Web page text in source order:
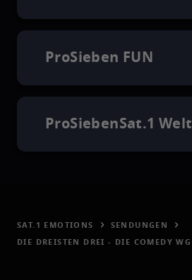
ProSieben FUN
ProSiebenSat.1 Welt
SAT.1 EMOTIONS
SENDUNGEN
DIE DREISTEN DREI - DIE COMEDY WG